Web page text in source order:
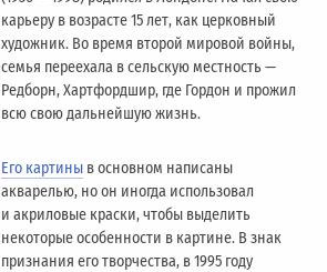
карьеру в возрасте 15 лет, как церковный
художник. Во время второй мировой войны,
семья переехала в сельскую местность —
Редборн, Хартфордшир, где Гордон и прожил
всю свою дальнейшую жизнь.
Его картины в основном написаны
акварелью, но он иногда использовал
и акриловые краски, чтобы выделить
некоторые особенности в картине. В знак
признания его творчества, в 1995 году